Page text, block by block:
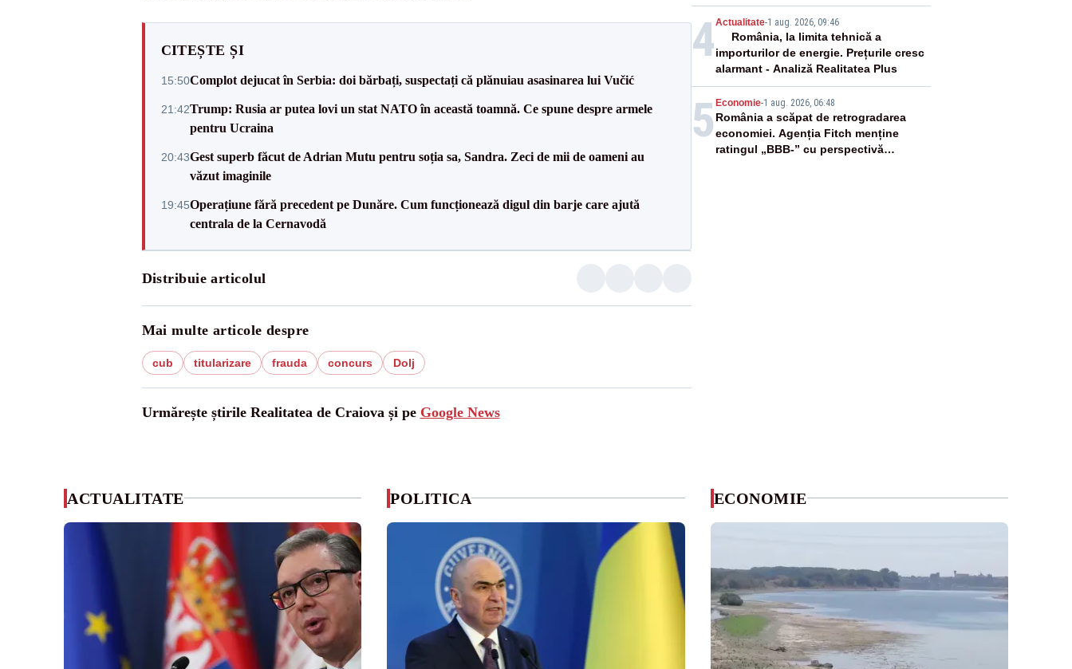
CITEȘTE ȘI
15:50Complot dejucat în Serbia: doi bărbați, suspectați că plănuiau asasinarea lui Vučić
21:42Trump: Rusia ar putea lovi un stat NATO în această toamnă. Ce spune despre armele
pentru Ucraina
20:43Gest superb făcut de Adrian Mutu pentru soția sa, Sandra. Zeci de mii de oameni au
văzut imaginile
19:45Operațiune fără precedent pe Dunăre. Cum funcționează digul din barje care ajută
centrala de la Cernavodă
Distribuie articolul
Mai multe articole despre
cub titularizare frauda concurs Dolj
Urmărește știrile Realitatea de Craiova și pe Google News
4Actualitate-1 aug. 2026, 09:46
România, la limita tehnică a
importurilor de energie. Prețurile cresc
alarmant - Analiză Realitatea Plus
5 Economie-1 aug. 2026, 06:48
România a scăpat de retrogradarea
economiei. Agenția Fitch menține
ratingul „BBB-” cu perspectivă
ACTUALITATE POLITICA ECONOMIE